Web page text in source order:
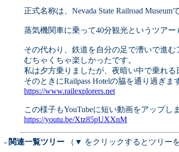
正式名称は、Nevada State Railroad Museum
蒸気機関車に乗って40分観光というツアー
その代わり、鉄道を自分の足で漕いで進む
むちゃくちゃ楽しかったです。
私は夕方乗りましたが、夜暗い中で乗れる
そのときにRailpass Hotelの脇を通り過ぎま
https://www.railexplorers.net
この様子もYouTubeに短い動画をアップし
https://youtu.be/Xtz85pUXXnM
- 関連一覧ツリー （▼ をクリックするとツリー